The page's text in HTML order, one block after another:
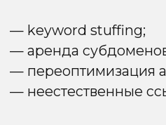
преимущество в ранжировании.
алгоритма